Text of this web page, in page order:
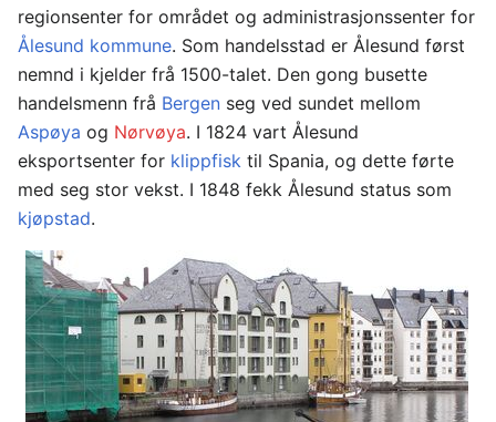
regionsenter for området og administrasjonssenter for
Ålesund kommune. Som handelsstad er Ålesund først
nemnd i kjelder frå 1500-talet. Den gong busette
handelsmenn frå Bergen seg ved sundet mellom
Aspøya og Nørvøya. I 1824 vart Ålesund
eksportsenter for klippfisk til Spania, og dette førte
med seg stor vekst. I 1848 fekk Ålesund status som
kjøpstad.